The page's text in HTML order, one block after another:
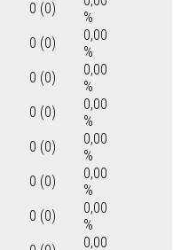
0 (0)
%
0 (0)
0,00
%
0 (0)
0,00
%
0 (0)
0,00
%
0 (0)
0,00
%
0 (0)
0,00
%
0 (0)
0,00
%
0,00